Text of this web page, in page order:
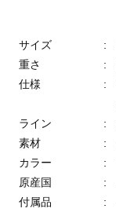
サイズ :
重さ
:
仕様
:
ライン
:
素材
:
カラー
:
原産国
:
付属品
: